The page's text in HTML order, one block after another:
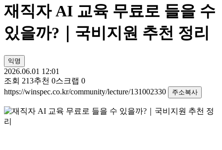
재직자 AI 교육 무료로 들을 수
있을까?｜국비지원 추천 정리
익명
2026.06.01 12:01
조회 213추천 0스크랩 0
https://winspec.co.kr/community/lecture/131002330
주소복사